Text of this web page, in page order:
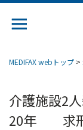
MEDIFAX webトップ >
介護施設2
20年 求